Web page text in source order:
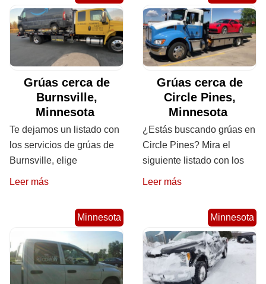
Grúas cerca de
Burnsville,
Minnesota
Te dejamos un listado con
los servicios de grúas de
Burnsville, elige
Leer más
Grúas cerca de
Circle Pines,
Minnesota
¿Estás buscando grúas en
Circle Pines? Mira el
siguiente listado con los
Leer más
Minnesota Minnesota